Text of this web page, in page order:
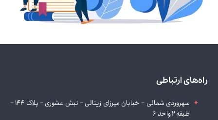
راه‌های ارتباطی
سهروردی شمالی – خیابان میرزای زینالی – نبش عشوری – پلاک 144 –
طبقه 2 واحد 6